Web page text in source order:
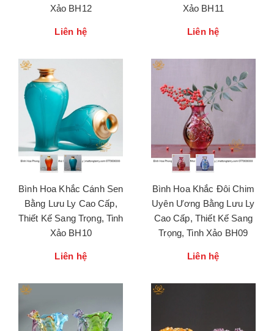
Xảo BH12
Liên hệ
Xảo BH11
Liên hệ
Bình Hoa Khắc Cánh Sen
Bằng Lưu Ly Cao Cấp,
Thiết Kế Sang Trọng, Tinh
Xảo BH10
Liên hệ
Bình Hoa Khắc Đôi Chim
Uyên Ương Bằng Lưu Ly
Cao Cấp, Thiết Kế Sang
Trọng, Tinh Xảo BH09
Liên hệ